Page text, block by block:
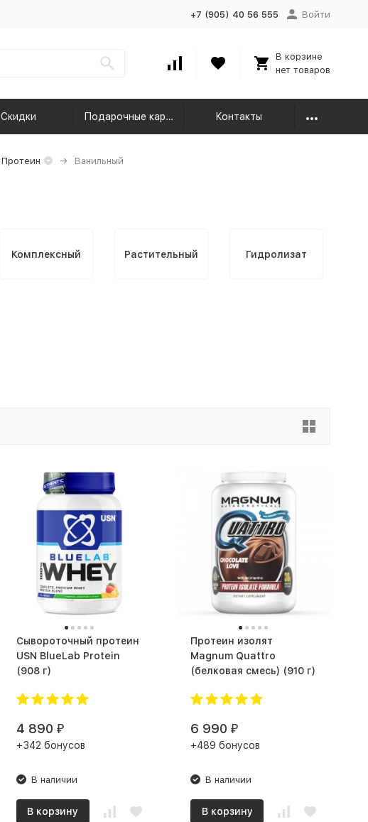
+7 (905) 40 56 555 Войти
В корзине
нет товаров
Скидки Подарочные карты Контакты
Протеин Ванильный
Комплексный Растительный Гидролизат
Сывороточный протеин
USN BlueLab Protein
(908 г)
4 890 ₽
+342 бонусов
В наличии
В корзину
Протеин изолят
Magnum Quattro
(белковая смесь) (910 г)
6 990 ₽
+489 бонусов
В наличии
В корзину